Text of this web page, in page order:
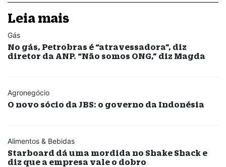
Leia mais
Gás
No gás, Petrobras é “atravessadora”, diz
diretor da ANP. “Não somos ONG,” diz Magda
Agronegócio
O novo sócio da JBS: o governo da Indonésia
Alimentos & Bebidas
Starboard dá uma mordida no Shake Shack e
diz que a empresa vale o dobro